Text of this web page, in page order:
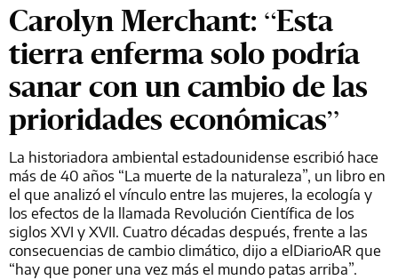
Carolyn Merchant: “Esta
tierra enferma solo podría
sanar con un cambio de las
prioridades económicas”
La historiadora ambiental estadounidense escribió hace
más de 40 años “La muerte de la naturaleza”, un libro en
el que analizó el vínculo entre las mujeres, la ecología y
los efectos de la llamada Revolución Científica de los
siglos XVI y XVII. Cuatro décadas después, frente a las
consecuencias de cambio climático, dijo a elDiarioAR que
“hay que poner una vez más el mundo patas arriba”.